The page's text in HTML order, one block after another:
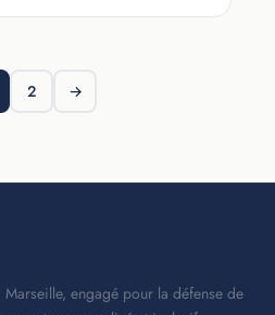
2 →
engagé pour la défense de